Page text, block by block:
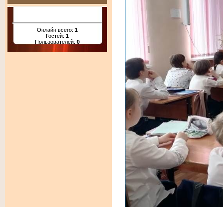
Онлайн всего: 1
Гостей: 1
Пользователей: 0